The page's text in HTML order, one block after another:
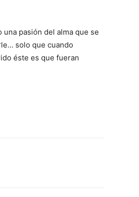
pasión del alma que se
solo que cuando
éste es que fueran